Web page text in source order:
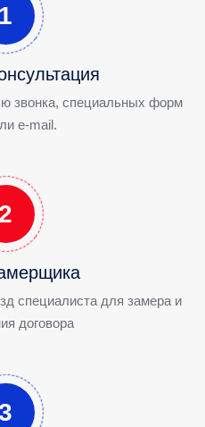
1
звонка, специальных форм
e-mail.
2
специалиста для замера и
договора